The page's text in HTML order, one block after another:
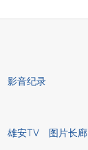
影音纪录
雄安TV 图片长廊